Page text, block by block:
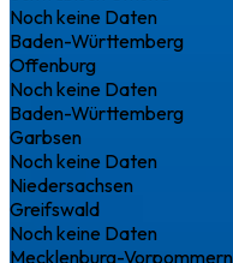
Noch keine Daten
Baden-Württemberg
Offenburg
Noch keine Daten
Baden-Württemberg
Garbsen
Noch keine Daten
Niedersachsen
Greifswald
Noch keine Daten
Mecklenburg-Vorpommern